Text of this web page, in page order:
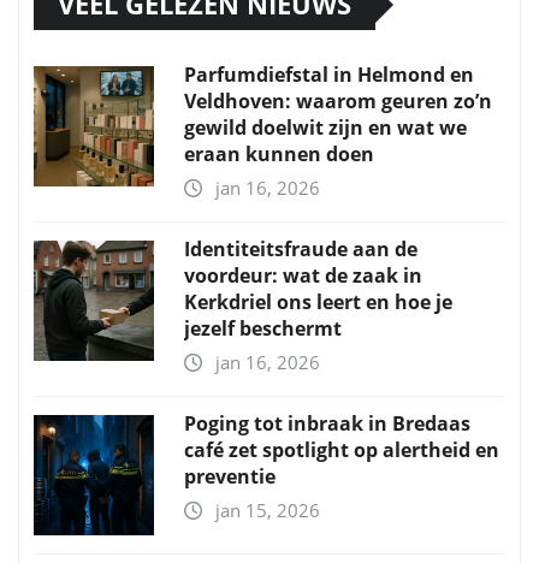
Parfumdiefstal in Helmond en
Veldhoven: waarom geuren zo’n
gewild doelwit zijn en wat we
eraan kunnen doen
jan 16, 2026
Identiteitsfraude aan de
voordeur: wat de zaak in
Kerkdriel ons leert en hoe je
jezelf beschermt
jan 16, 2026
Poging tot inbraak in Bredaas
café zet spotlight op alertheid en
preventie
jan 15, 2026